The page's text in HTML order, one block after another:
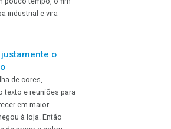
acabamento de primeira. O
quando alguém tentou abrir. Aba
De repente, o consumidor precisa de
e um pouco de paciência para
virou academia
rápido. As embalagens saem em